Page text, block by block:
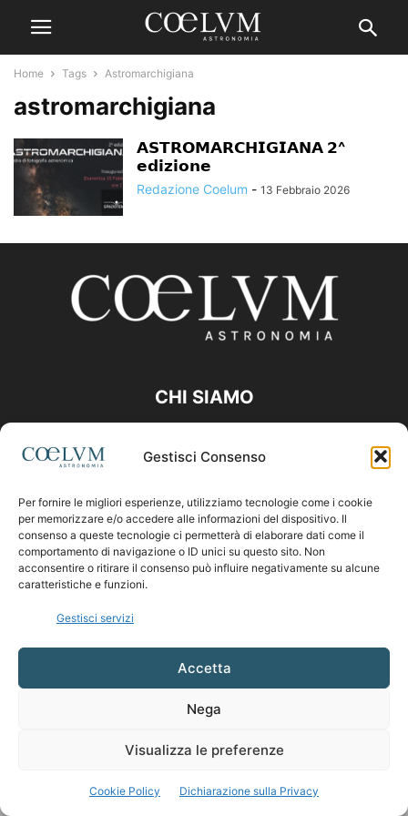
Gestisci Consenso
Per fornire le migliori esperienze, utilizziamo tecnologie come i cookie
per memorizzare e/o accedere alle informazioni del dispositivo. Il
consenso a queste tecnologie ci permetterà di elaborare dati come il
comportamento di navigazione o ID unici su questo sito. Non
acconsentire o ritirare il consenso può influire negativamente su alcune
caratteristiche e funzioni.
Gestisci servizi
Accetta
Nega
Visualizza le preferenze
Cookie Policy Dichiarazione sulla Privacy
Home Tags Astromarchigiana
astromarchigiana
𝗔𝗦𝗧𝗥𝗢𝗠𝗔𝗥𝗖𝗛𝗜𝗚𝗜𝗔𝗡𝗔 𝟮^
𝗲𝗱𝗶𝘇𝗶𝗼𝗻𝗲
Redazione Coelum - 13 Febbraio 2026
CHI SIAMO
Contattaci:coelumastro@coelum.com
SEGUICI